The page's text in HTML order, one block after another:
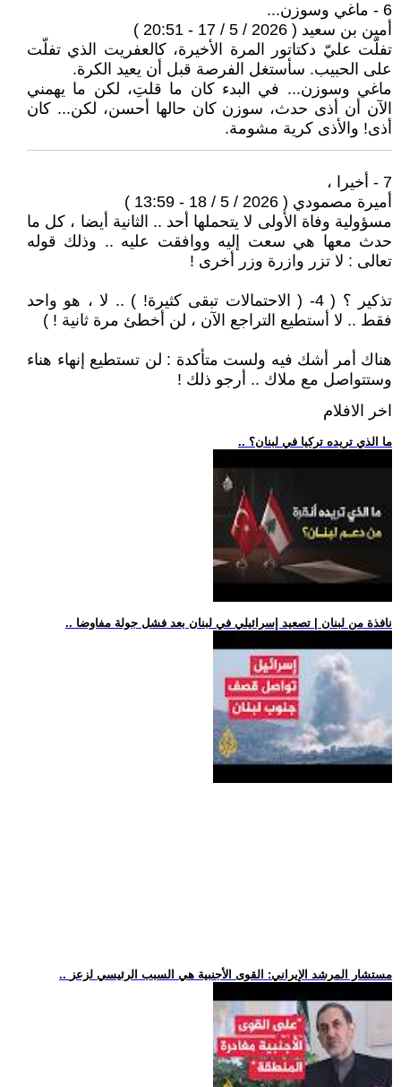
6 - ماغي وسوزن...
أمين بن سعيد ( 2026 / 5 / 17 - 20:51 )
تفلّت عليّ دكتاتور المرة الأخيرة، كالعفريت الذي تفلّت
على الحبيب. سأستغل الفرصة قبل أن يعيد الكرة.
ماغي وسوزن... في البدء كان ما قلتِ، لكن ما يهمني
الآن أن أذى حدث، سوزن كان حالها أحسن، لكن... كان
أذى! والأذى كرية مشومة.
7 - أخيرا ،
أميرة مصمودي ( 2026 / 5 / 18 - 13:59 )
مسؤولية وفاة الأولى لا يتحملها أحد .. الثانية أيضا ، كل ما
حدث معها هي سعت إليه ووافقت عليه .. وذلك قوله
تعالى : لا تزر وازرة وزر أخرى !
تذكير ؟ ( 4- ( الاحتمالات تبقى كثيرة! ) .. لا ، هو واحد
فقط .. لا أستطيع التراجع الآن ، لن أخطئ مرة ثانية ! )
هناك أمر أشك فيه ولست متأكدة : لن تستطيع إنهاء هناء
وستتواصل مع ملاك .. أرجو ذلك !
اخر الافلام
.. ما الذي تريده تركيا في لبنان؟
.. نافذة من لبنان | تصعيد إسرائيلي في لبنان بعد فشل جولة مفاوضا
.. مستشار المرشد الإيراني: القوى الأجنبية هي السبب الرئيسي لزعز